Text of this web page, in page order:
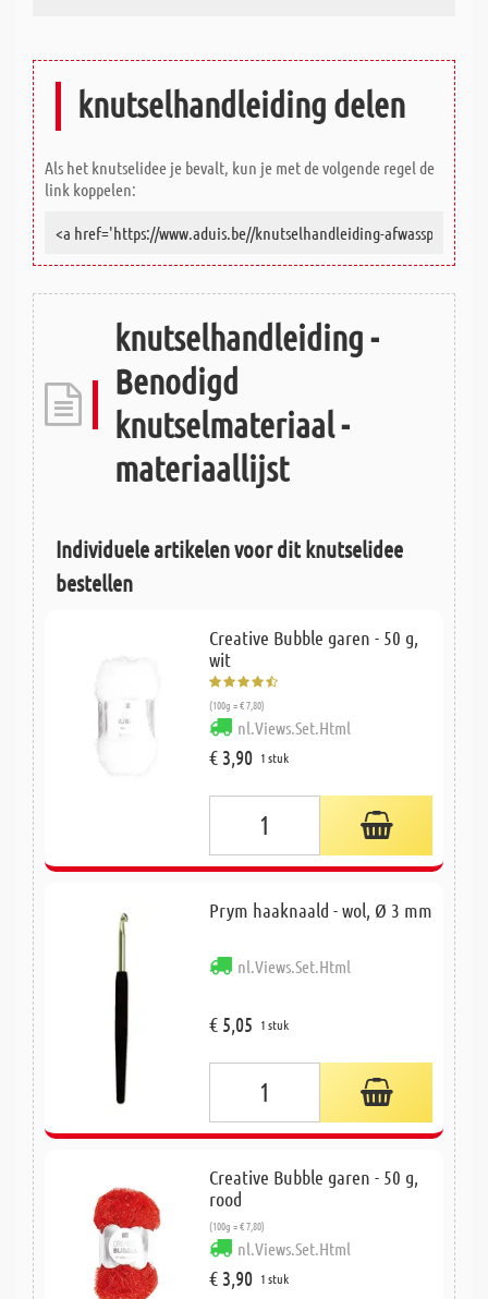
knutselhandleiding delen
Als het knutselidee je bevalt, kun je met de volgende regel de
link koppelen:
knutselhandleiding -
Benodigd
knutselmateriaal -
materiaallijst
Individuele artikelen voor dit knutselidee
bestellen
Creative Bubble garen - 50 g,
wit
(100g = € 7,80)
nl.Views.Set.Html
€ 3,90 1 stuk
Prym haaknaald - wol, Ø 3 mm
nl.Views.Set.Html
€ 5,05 1 stuk
Creative Bubble garen - 50 g,
rood
(100g = € 7,80)
nl.Views.Set.Html
€ 3,90 1 stuk